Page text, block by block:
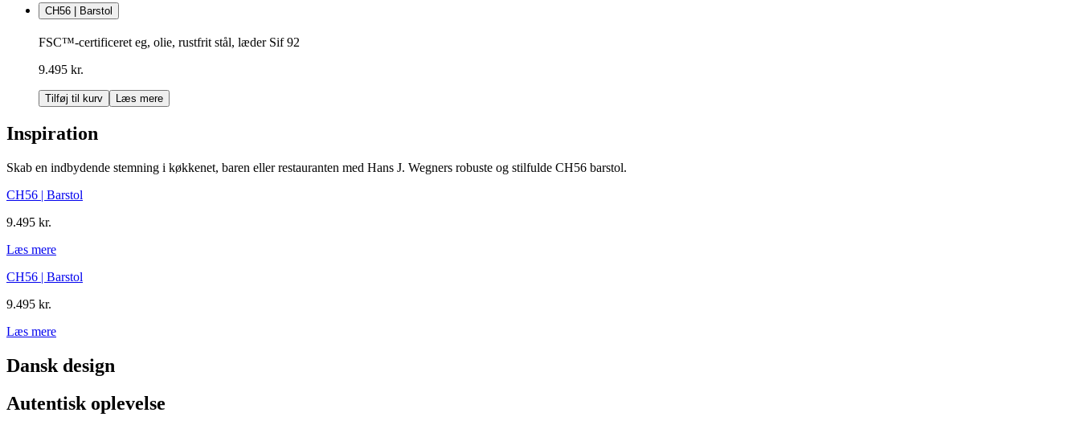
CH56 | Barstol
FSC™-certificeret eg, olie, rustfrit stål, læder Sif 92
9.495 kr.
Tilføj til kurv Læs mere
Inspiration
Skab en indbydende stemning i køkkenet, baren eller restauranten med Hans J. Wegners robuste og stilfulde CH56 barstol.
CH56 | Barstol
9.495 kr.
Læs mere
CH56 | Barstol
9.495 kr.
Læs mere
Dansk design
Autentisk oplevelse